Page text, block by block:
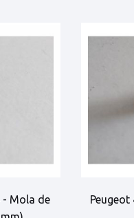
- Mola de
Peugeot